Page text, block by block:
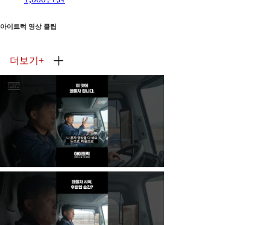
아이트럭 영상 클립
더보기 +